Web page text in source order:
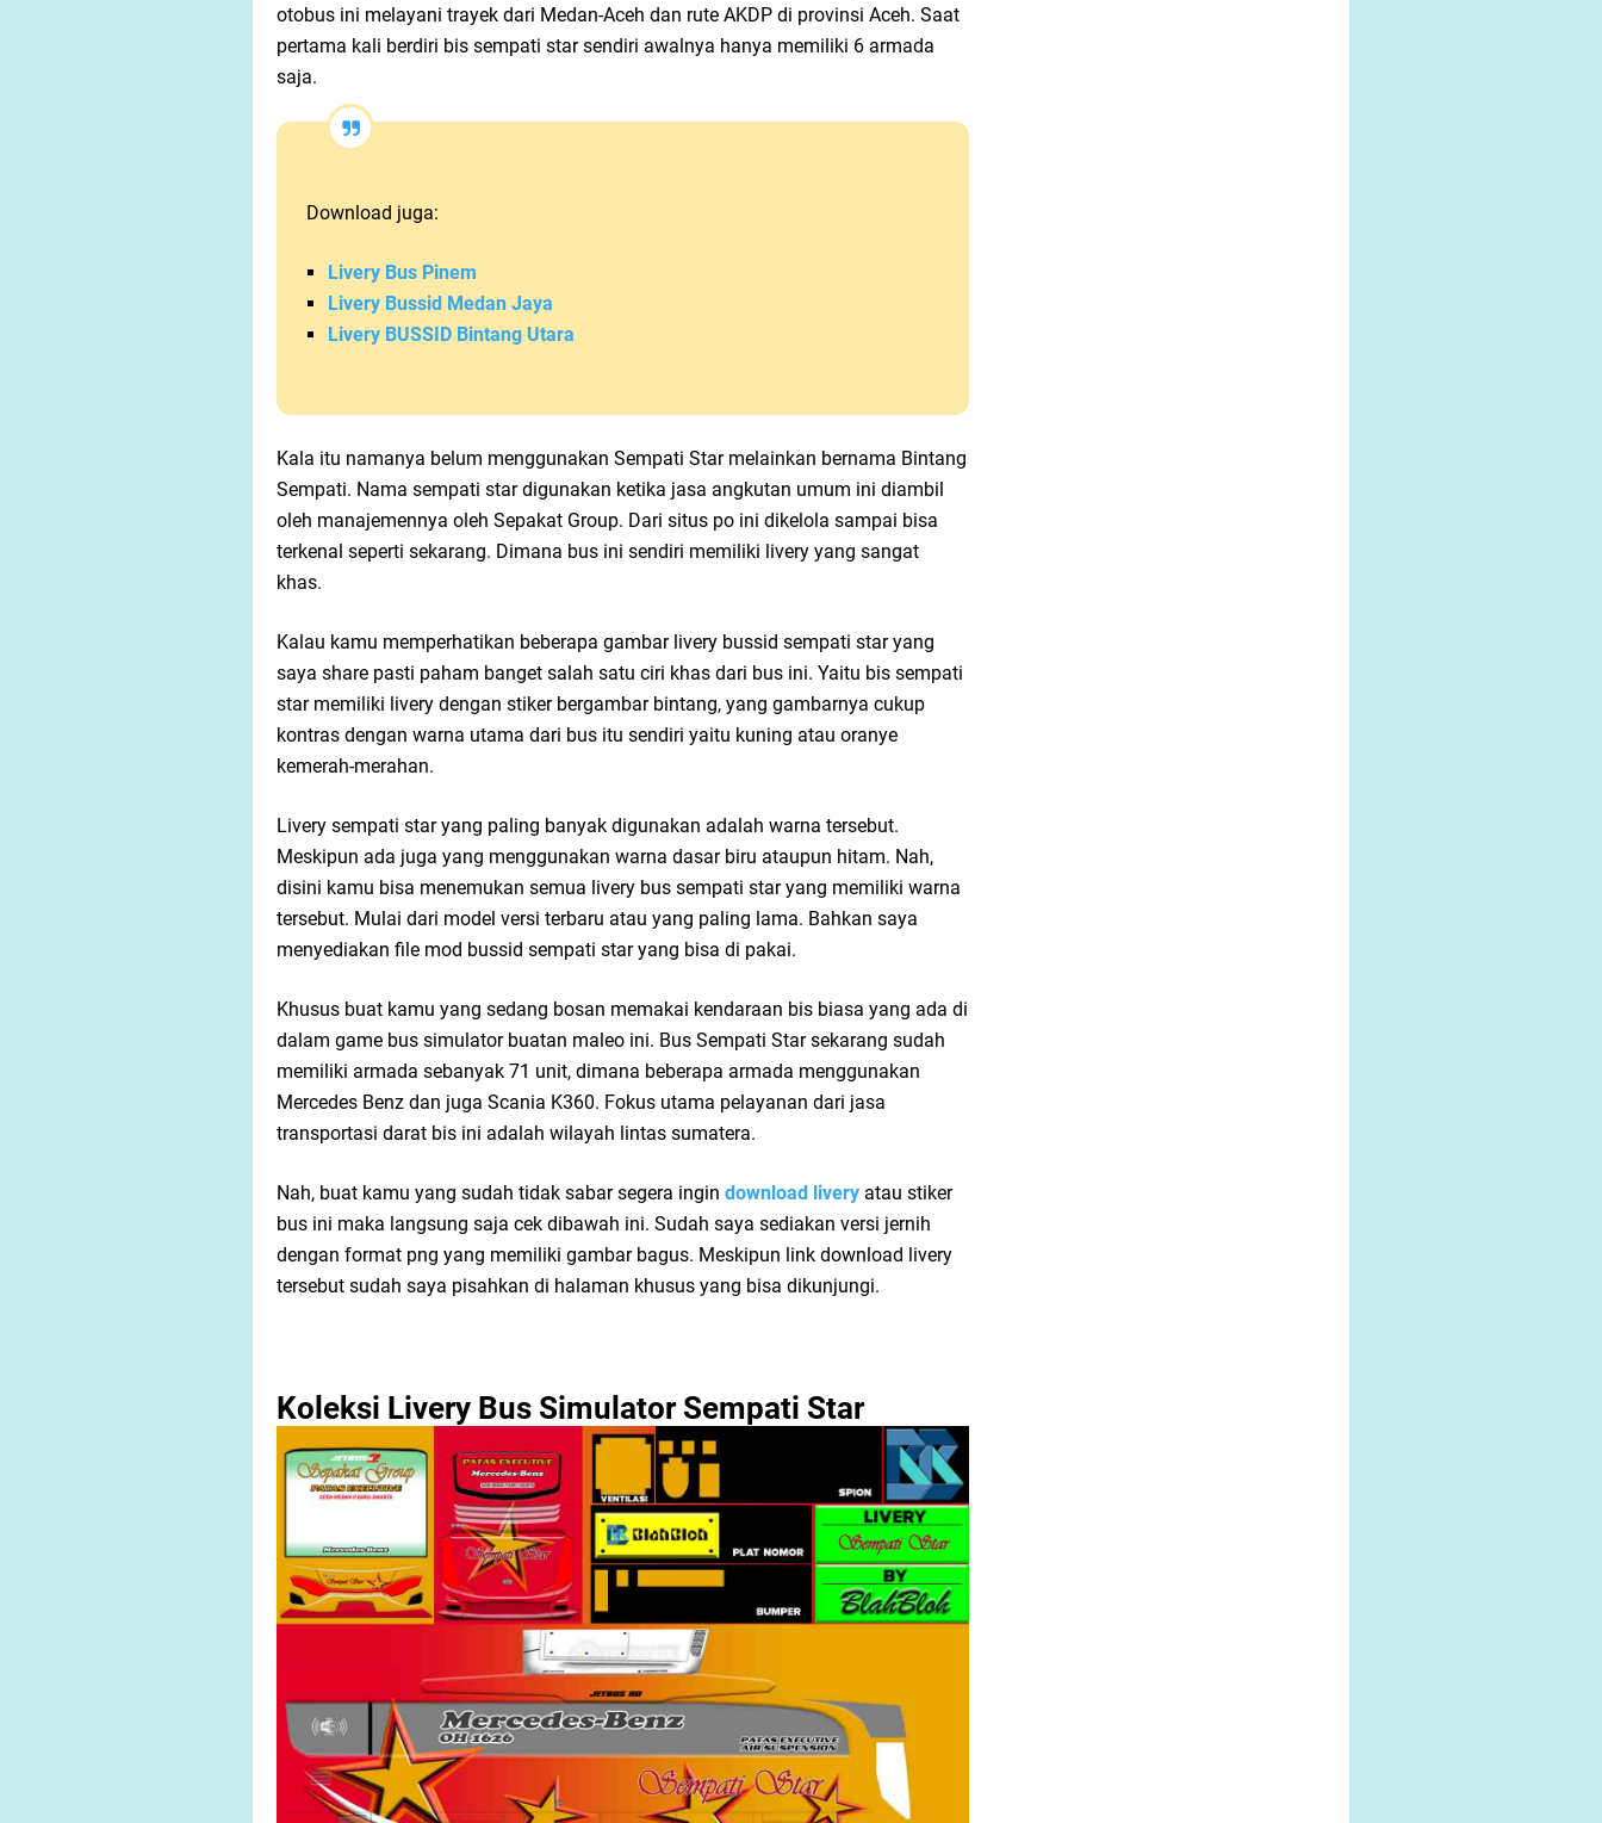
otobus ini melayani trayek dari Medan-Aceh dan rute AKDP di provinsi Aceh. Saat
pertama kali berdiri bis sempati star sendiri awalnya hanya memiliki 6 armada
saja.
Download juga:
Livery Bus Pinem
Livery Bussid Medan Jaya
Livery BUSSID Bintang Utara
Kala itu namanya belum menggunakan Sempati Star melainkan bernama Bintang
Sempati. Nama sempati star digunakan ketika jasa angkutan umum ini diambil
oleh manajemennya oleh Sepakat Group. Dari situs po ini dikelola sampai bisa
terkenal seperti sekarang. Dimana bus ini sendiri memiliki livery yang sangat
khas.
Kalau kamu memperhatikan beberapa gambar livery bussid sempati star yang
saya share pasti paham banget salah satu ciri khas dari bus ini. Yaitu bis sempati
star memiliki livery dengan stiker bergambar bintang, yang gambarnya cukup
kontras dengan warna utama dari bus itu sendiri yaitu kuning atau oranye
kemerah-merahan.
Livery sempati star yang paling banyak digunakan adalah warna tersebut.
Meskipun ada juga yang menggunakan warna dasar biru ataupun hitam. Nah,
disini kamu bisa menemukan semua livery bus sempati star yang memiliki warna
tersebut. Mulai dari model versi terbaru atau yang paling lama. Bahkan saya
menyediakan file mod bussid sempati star yang bisa di pakai.
Khusus buat kamu yang sedang bosan memakai kendaraan bis biasa yang ada di
dalam game bus simulator buatan maleo ini. Bus Sempati Star sekarang sudah
memiliki armada sebanyak 71 unit, dimana beberapa armada menggunakan
Mercedes Benz dan juga Scania K360. Fokus utama pelayanan dari jasa
transportasi darat bis ini adalah wilayah lintas sumatera.
Nah, buat kamu yang sudah tidak sabar segera ingin download livery atau stiker
bus ini maka langsung saja cek dibawah ini. Sudah saya sediakan versi jernih
dengan format png yang memiliki gambar bagus. Meskipun link download livery
tersebut sudah saya pisahkan di halaman khusus yang bisa dikunjungi.
Koleksi Livery Bus Simulator Sempati Star